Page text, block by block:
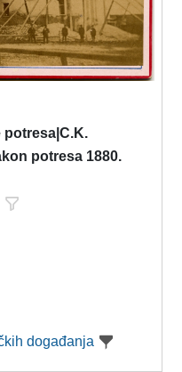
potresa 1880.
događanja